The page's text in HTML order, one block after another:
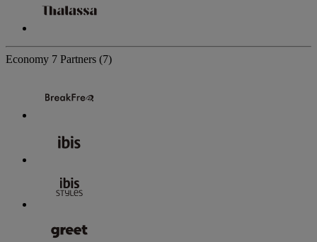
Economy 7 Partners (7)